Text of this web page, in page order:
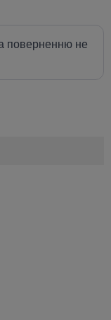
поверненню не